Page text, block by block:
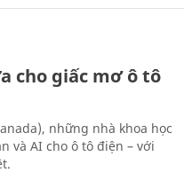
cho giấc mơ ô tô
những nhà khoa học
và AI cho ô tô điện – với